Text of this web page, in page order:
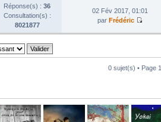
Réponse(s) : 36
Consultation(s) :
8021877
02 Fév 2017, 01:01
par Frédéric
0 sujet(s) • Page 1